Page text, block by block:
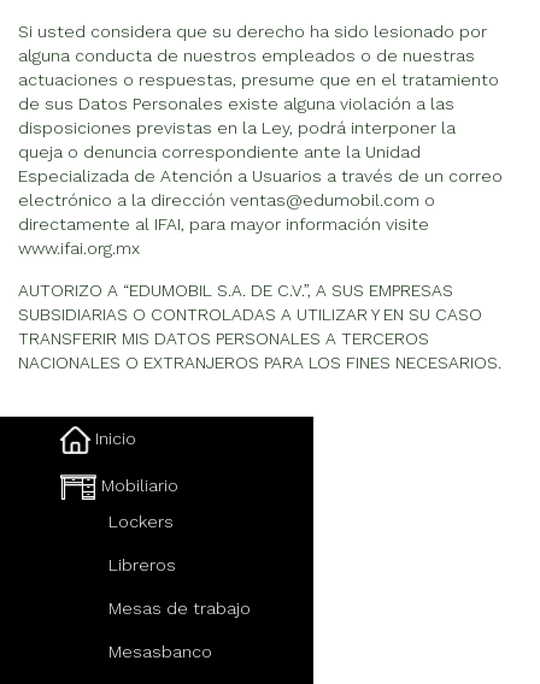
Si usted considera que su derecho ha sido lesionado por
alguna conducta de nuestros empleados o de nuestras
actuaciones o respuestas, presume que en el tratamiento
de sus Datos Personales existe alguna violación a las
disposiciones previstas en la Ley, podrá interponer la
queja o denuncia correspondiente ante la Unidad
Especializada de Atención a Usuarios a través de un correo
electrónico a la dirección ventas@edumobil.com o
directamente al IFAI, para mayor información visite
www.ifai.org.mx
AUTORIZO A “EDUMOBIL S.A. DE C.V.”, A SUS EMPRESAS
SUBSIDIARIAS O CONTROLADAS A UTILIZAR Y EN SU CASO
TRANSFERIR MIS DATOS PERSONALES A TERCEROS
NACIONALES O EXTRANJEROS PARA LOS FINES NECESARIOS.
Inicio
Mobiliario
Lockers
Libreros
Mesas de trabajo
Mesasbanco